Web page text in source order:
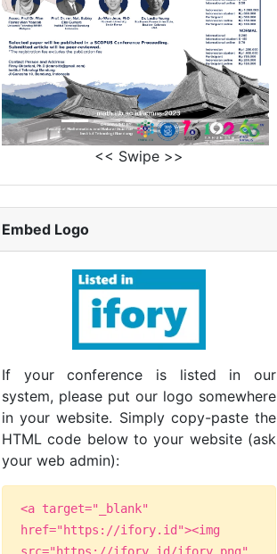
<< Swipe >>
Embed Logo
If your conference is listed in our
system, please put our logo somewhere
in your website. Simply copy-paste the
HTML code below to your website (ask
your web admin):
<a target="_blank"
href="https://ifory.id"><img